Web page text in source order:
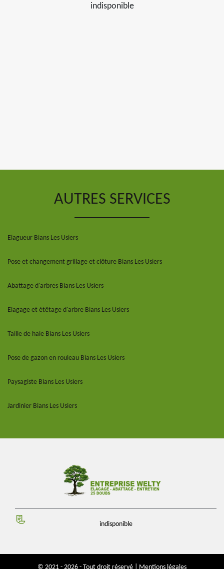
indisponible
AUTRES SERVICES
Elagueur Bians Les Usiers
Pose et changement grillage et clôture Bians Les Usiers
Abattage d'arbres Bians Les Usiers
Elagage et étêtage d'arbre Bians Les Usiers
Taille de haie Bians Les Usiers
Pose de gazon en rouleau Bians Les Usiers
Paysagiste Bians Les Usiers
Jardinier Bians Les Usiers
indisponible
© 2021 - 2026 - Tout droit réservé | Mentions légales